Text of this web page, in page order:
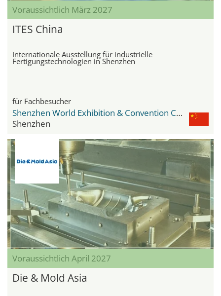
Voraussichtlich März 2027
ITES China
Internationale Ausstellung für industrielle
Fertigungstechnologien in Shenzhen
für Fachbesucher
Shenzhen World Exhibition & Convention Center
Shenzhen
Voraussichtlich April 2027
Die & Mold Asia